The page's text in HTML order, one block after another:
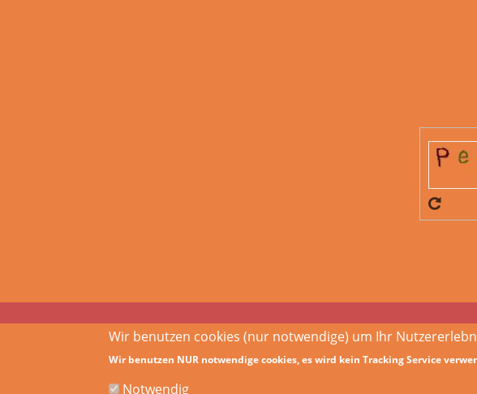
Hauptnavigation
Start Leistungen
Wir benutzen cookies (nur notwendige) um Ihr
Wir benutzen NUR notwendige cookies, es wird kein Tracking Service
Notwendig